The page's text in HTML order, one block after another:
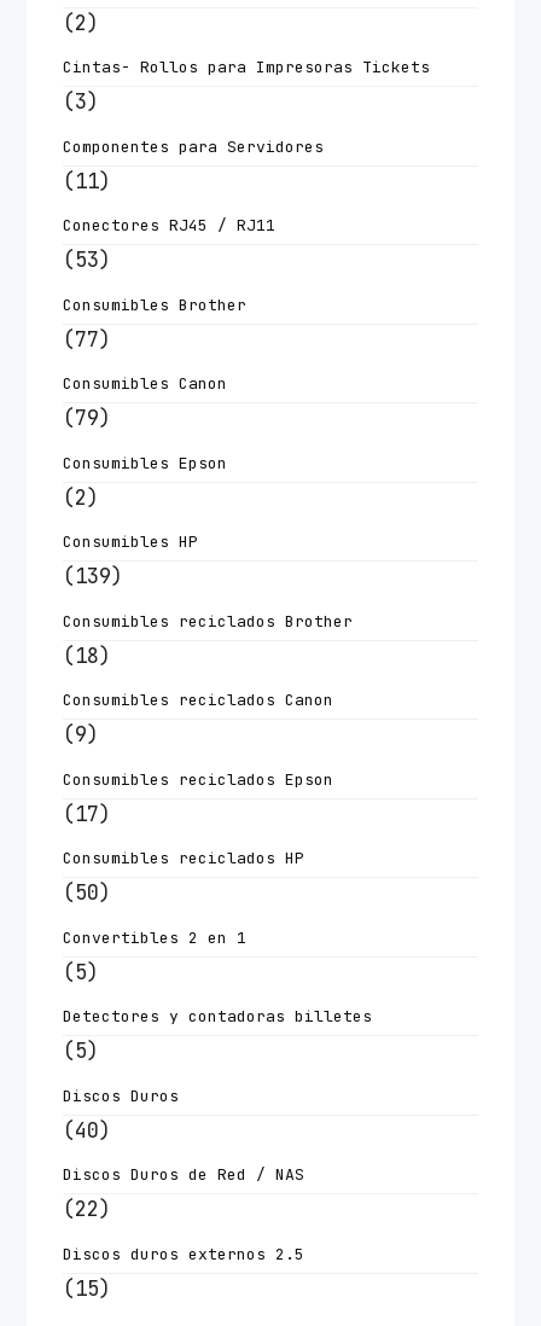
(2)
Cintas- Rollos para Impresoras Tickets
(3)
Componentes para Servidores
(11)
Conectores RJ45 / RJ11
(53)
Consumibles Brother
(77)
Consumibles Canon
(79)
Consumibles Epson
(2)
Consumibles HP
(139)
Consumibles reciclados Brother
(18)
Consumibles reciclados Canon
(9)
Consumibles reciclados Epson
(17)
Consumibles reciclados HP
(50)
Convertibles 2 en 1
(5)
Detectores y contadoras billetes
(5)
Discos Duros
(40)
Discos Duros de Red / NAS
(22)
Discos duros externos 2.5
(15)